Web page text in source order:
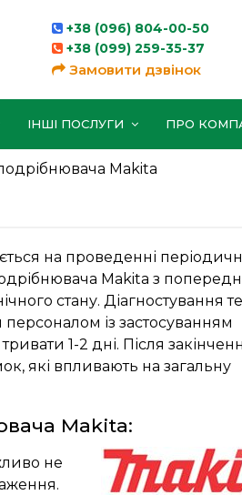
+38 (096) 804-00-50
+38 (099) 259-35-37
Замовити дзвінок
ІНШІ ПОСЛУГИ ПРО
Makita
на проведенні
Makita з
стану. Діагностування
із застосуванням
1-2 дні. Після
які впливають на загальну
Makita:
не